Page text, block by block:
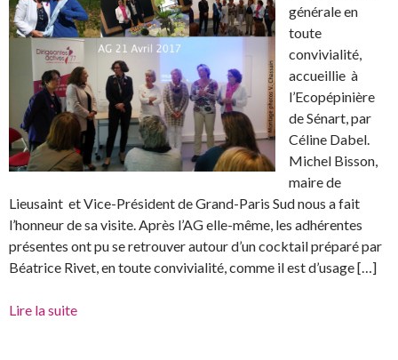
générale en
toute
convivialité,
accueillie à
l’Ecopépinière
de Sénart, par
Céline Dabel.
Michel Bisson,
maire de
Lieusaint et Vice-Président de Grand-Paris Sud nous a fait
l’honneur de sa visite. Après l’AG elle-même, les adhérentes
présentes ont pu se retrouver autour d’un cocktail préparé par
Béatrice Rivet, en toute convivialité, comme il est d’usage […]
Lire la suite